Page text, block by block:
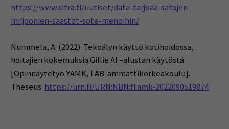
https://www.sitra.fi/uutiset/data-tarjoaa-satojen-
miljoonien-saastot-sote-menoihin/
Nummela, A. (2022). Tekoälyn käyttö kotihoidossa,
hoitajien kokemuksia Gillie AI –alustan käytöstä
[Opinnäytetyö YAMK, LAB-ammattikorkeakoulu].
Theseus. https://urn.fi/URN:NBN:fi:amk-2022090519874